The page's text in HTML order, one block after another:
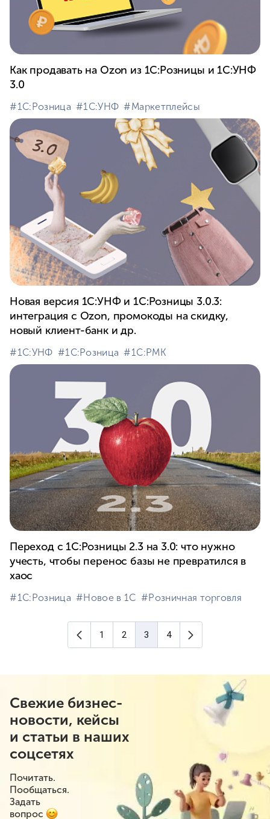
Как продавать на Ozon из 1С:Розницы и 1С:УНФ
3.0
#⁣1С:Розница #⁣1С:УНФ #⁣Маркетплейсы
Новая версия 1С:УНФ и 1С:Розницы 3.0.3:
интеграция с Ozon, промокоды на скидку,
новый клиент-банк и др.
#⁣1С:УНФ #⁣1С:Розница #⁣1С:РМК
Переход с 1С:Розницы 2.3 на 3.0: что нужно
учесть, чтобы перенос базы не превратился в
хаос
#⁣1С:Розница #⁣Новое в 1С #⁣Розничная торговля
Предыдущая страница
1 2 3 4
Свежие бизнес-
новости, кейсы
и статьи в наших
соцсетях
Почитать.
Пообщаться.
Задать
вопрос